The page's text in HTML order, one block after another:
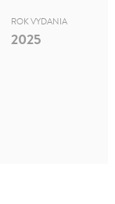
ROK VYDANIA
2025